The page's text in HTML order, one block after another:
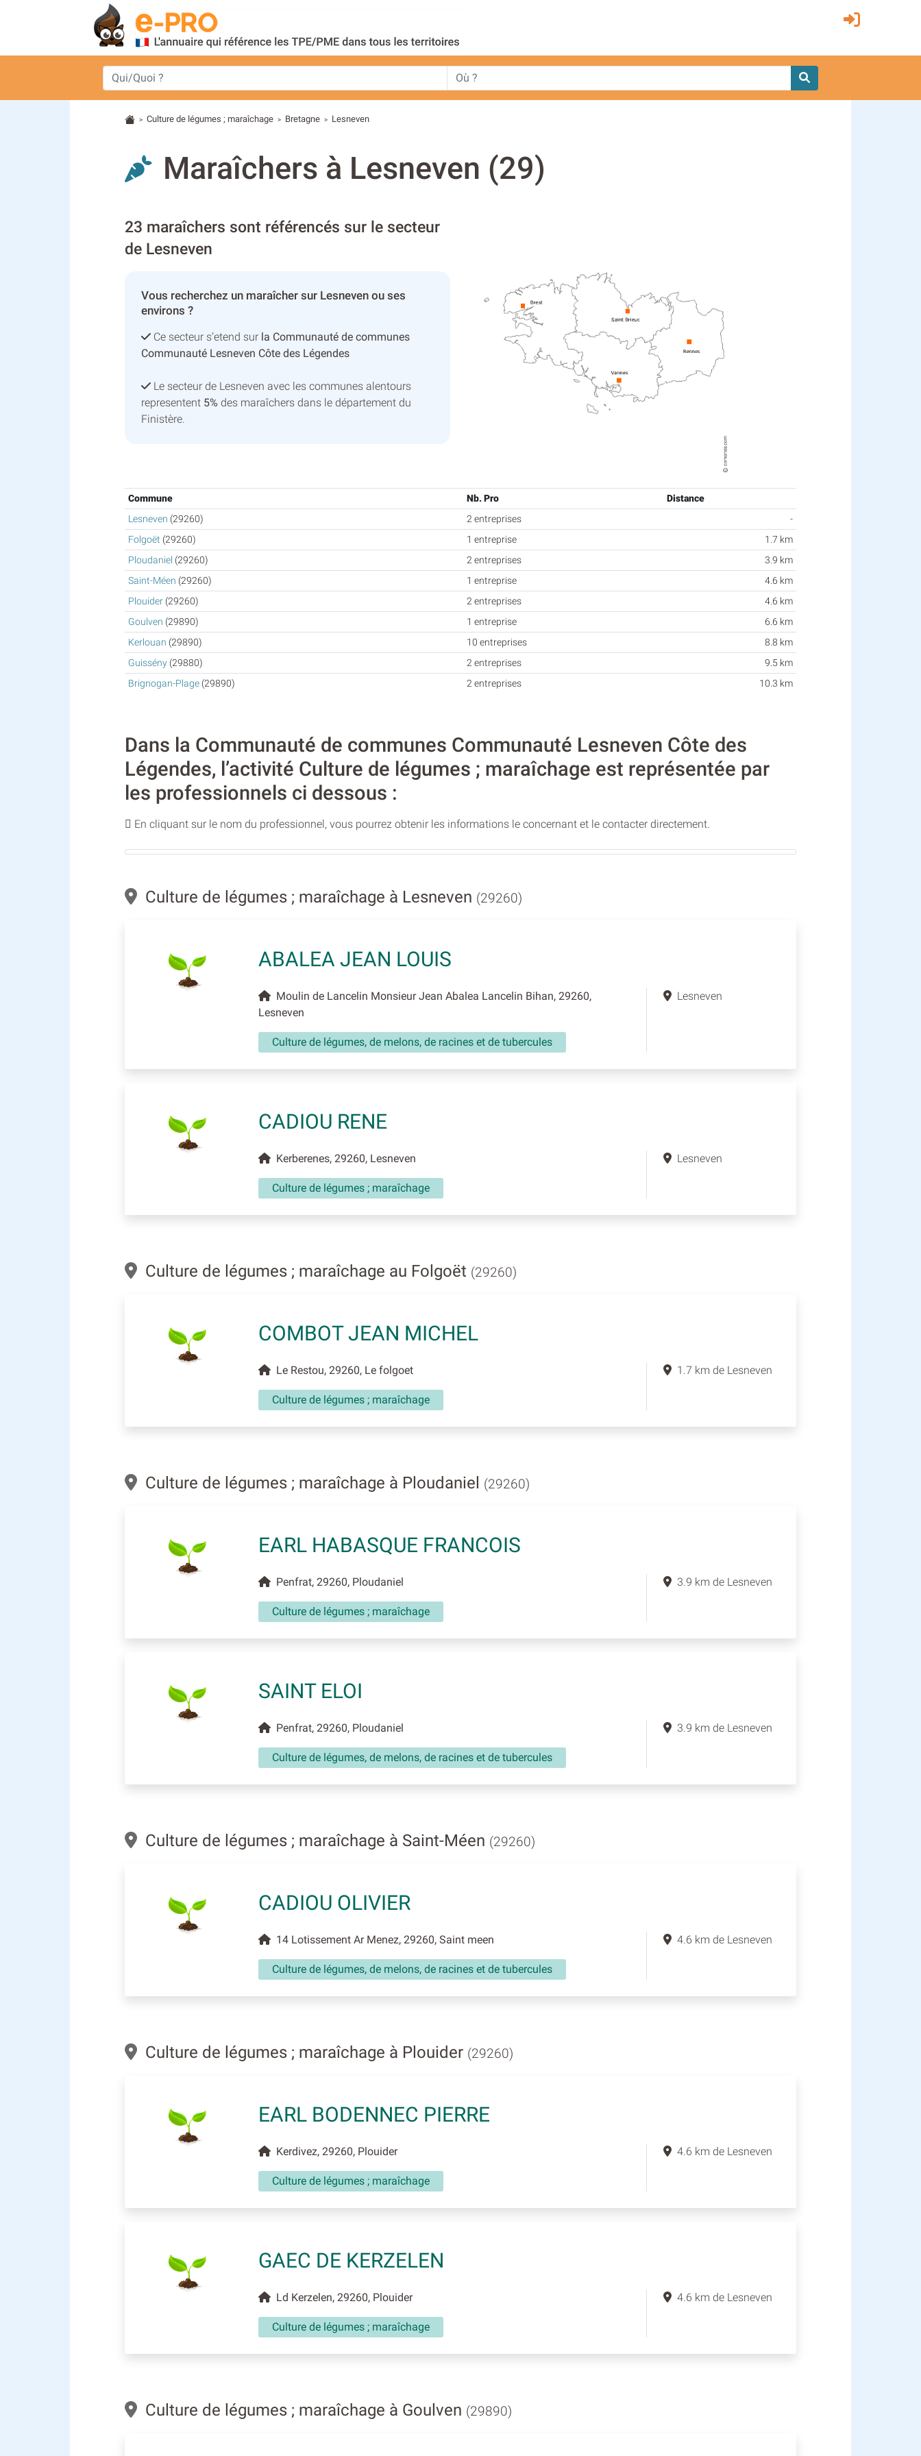
> Culture de légumes ; maraîchage > Bretagne > Lesneven
Maraîchers à Lesneven (29)
23 maraîchers sont référencés sur le secteur
de Lesneven
Vous recherchez un maraîcher sur Lesneven ou ses
environs ?
Ce secteur s’etend sur la Communauté de communes
Communauté Lesneven Côte des Légendes
Le secteur de Lesneven avec les communes alentours
representent 5% des maraîchers dans le département du
Finistère.
Commune Nb. Pro
Distance
Lesneven (29260) 2 entreprises
-
Folgoët (29260) 1 entreprise
1.7 km
Ploudaniel (29260) 2 entreprises
3.9 km
Saint-Méen (29260) 1 entreprise
4.6 km
Plouider(29260) 2 entreprises
4.6 km
Goulven (29890) 1 entreprise
6.6 km
Kerlouan (29890) 10 entreprises
8.8 km
Guissény(29880) 2 entreprises
9.5 km
Brignogan-Plage(29890) 2 entreprises 10.3 km
Dans la Communauté de communes Communauté Lesneven Côte des
Légendes, l’activité Culture de légumes ; maraîchage est représentée par
les professionnels ci dessous :
En cliquant sur le nom du professionnel, vous pourrez obtenir les informations le concernant et le contacter directement.
Culture de légumes ; maraîchage à Lesneven (29260)
ABALEA JEAN LOUIS
Moulin de Lancelin Monsieur Jean Abalea Lancelin Bihan, 29260,
Lesneven
Culture de légumes, de melons, de racines et de tubercules
Lesneven
CADIOU RENE
Kerberenes, 29260, Lesneven
Culture de légumes ; maraîchage
Lesneven
Culture de légumes ; maraîchage au Folgoët (29260)
COMBOT JEAN MICHEL
Le Restou, 29260, Le folgoet
Culture de légumes ; maraîchage
1.7 km de Lesneven
Culture de légumes ; maraîchage à Ploudaniel (29260)
EARL HABASQUE FRANCOIS
Penfrat, 29260, Ploudaniel
Culture de légumes ; maraîchage
3.9 km de Lesneven
SAINT ELOI
Penfrat, 29260, Ploudaniel
Culture de légumes, de melons, de racines et de tubercules
3.9 km de Lesneven
Culture de légumes ; maraîchage à Saint-Méen (29260)
CADIOU OLIVIER
14 Lotissement Ar Menez, 29260, Saint meen
Culture de légumes, de melons, de racines et de tubercules
4.6 km de Lesneven
Culture de légumes ; maraîchage à Plouider (29260)
EARL BODENNEC PIERRE
Kerdivez, 29260, Plouider
Culture de légumes ; maraîchage
4.6 km de Lesneven
GAEC DE KERZELEN
Ld Kerzelen, 29260, Plouider
Culture de légumes ; maraîchage
4.6 km de Lesneven
Culture de légumes ; maraîchage à Goulven (29890)